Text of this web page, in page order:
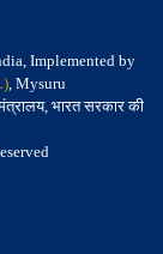
Implemented by
, Mysuru
मंत्रालय, भारत सरकार की